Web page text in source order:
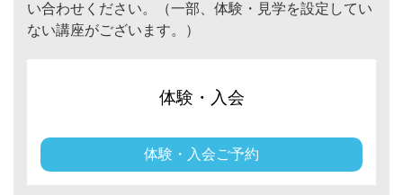
い合わせください。（一部、体験・見学を設定してい
ない講座がございます。）
体験・入会
体験・入会ご予約